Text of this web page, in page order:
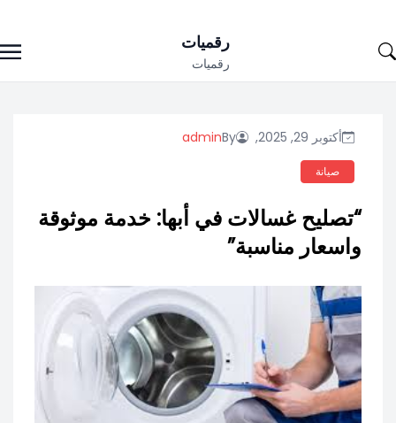
to
رقميات
رقميات
أكتوبر 29, 2025, By
admin
صيانة
“تصليح غسالات في أبها: خدمة موثوقة
واسعار مناسبة”